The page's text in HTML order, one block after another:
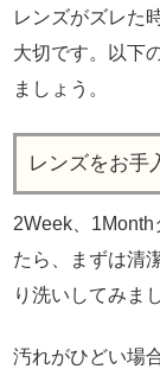
レンズがズレた
大切です。以下
ましょう。
レンズをお手
2Week、
たら、まずは清
り洗いしてみま
汚れがひどい場